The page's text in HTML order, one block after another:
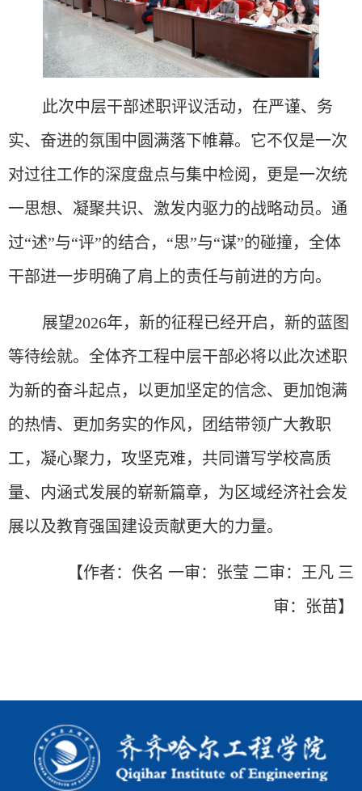
此次中层干部述职评议活动，在严谨、务
实、奋进的氛围中圆满落下帷幕。它不仅是一次
对过往工作的深度盘点与集中检阅，更是一次统
一思想、凝聚共识、激发内驱力的战略动员。通
过“述”与“评”的结合，“思”与“谋”的碰撞，全体
干部进一步明确了肩上的责任与前进的方向。
展望2026年，新的征程已经开启，新的蓝图
等待绘就。全体齐工程中层干部必将以此次述职
为新的奋斗起点，以更加坚定的信念、更加饱满
的热情、更加务实的作风，团结带领广大教职
工，凝心聚力，攻坚克难，共同谱写学校高质
量、内涵式发展的崭新篇章，为区域经济社会发
展以及教育强国建设贡献更大的力量。
【作者：佚名 一审：张莹 二审：王凡 三
审：张苗】